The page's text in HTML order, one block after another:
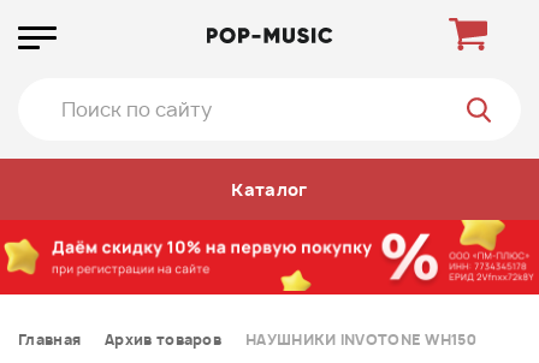
Каталог
Главная Архив товаров НАУШНИКИ INVOTONE WH150